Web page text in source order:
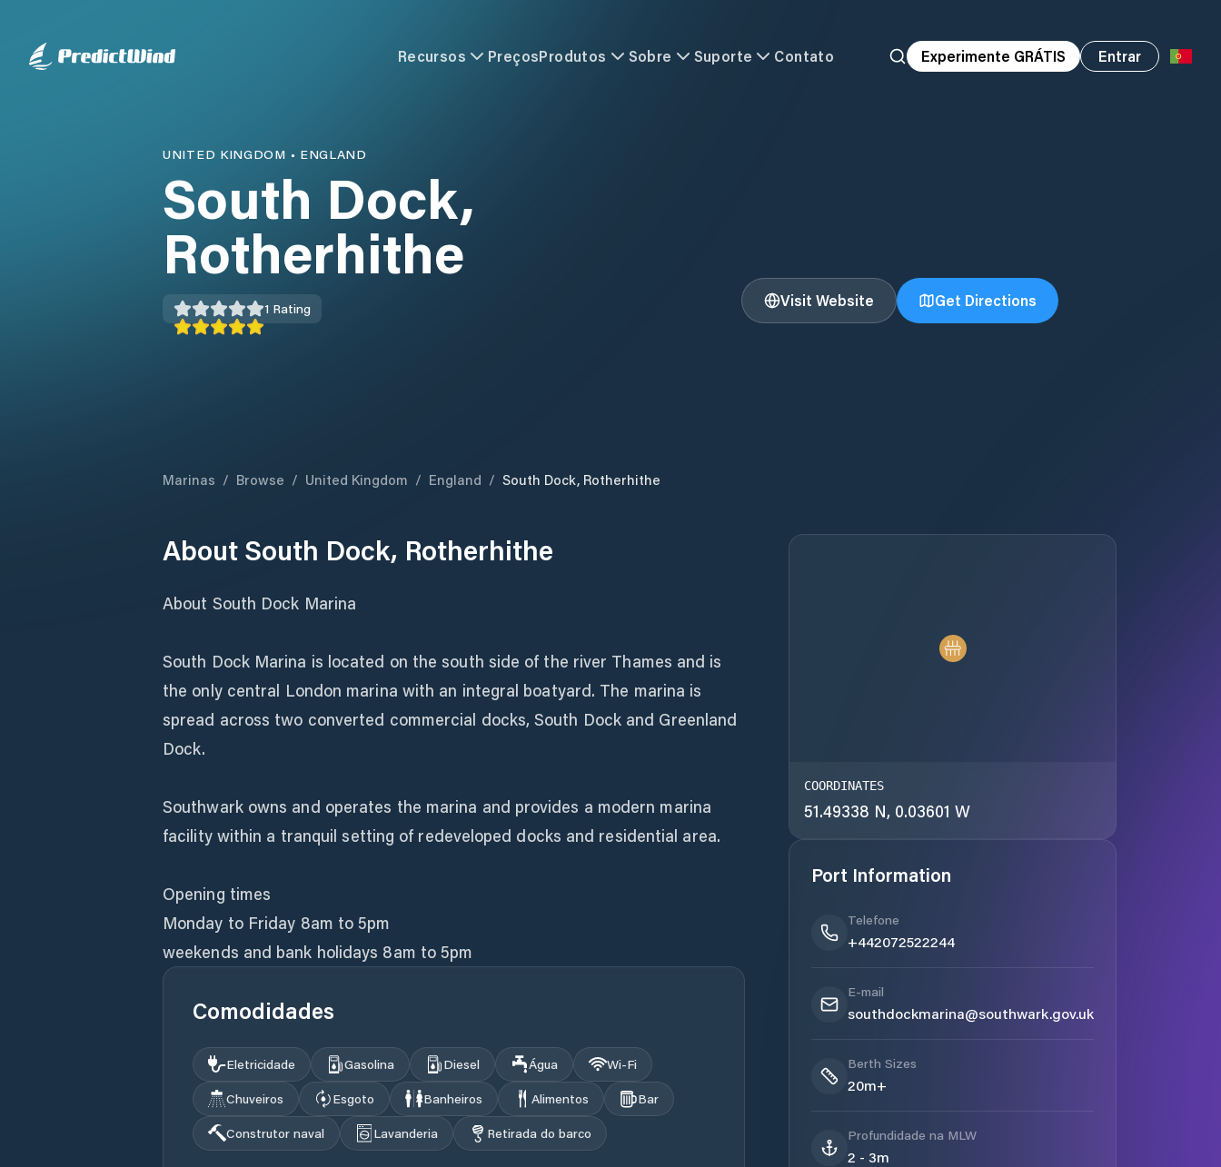
Recursos PreçosProdutos Sobre Suporte Contato Experimente GRÁTIS Entrar
UNITED KINGDOM • ENGLAND
South Dock,
Rotherhithe
1 Rating Visit Website Get Directions
Marinas / Browse / United Kingdom / England / South Dock, Rotherhithe
About South Dock, Rotherhithe
About South Dock Marina
South Dock Marina is located on the south side of the river Thames and is
the only central London marina with an integral boatyard. The marina is
spread across two converted commercial docks, South Dock and Greenland
Dock.
Southwark owns and operates the marina and provides a modern marina
facility within a tranquil setting of redeveloped docks and residential area.
Opening times
Monday to Friday 8am to 5pm
weekends and bank holidays 8am to 5pm
Comodidades
Eletricidade Gasolina Diesel Água
Wi‑Fi
Chuveiros
Esgoto Banheiros Alimentos
Bar
Construtor naval
Lavanderia Retirada do barco
COORDINATES
51.49338 N, 0.03601 W
Port Information
Telefone
+442072522244
E-mail
southdockmarina@southwark.gov.uk
Berth Sizes
20m+
Profundidade na MLW
2 - 3m